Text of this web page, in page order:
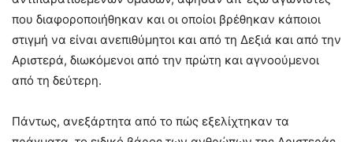
που διαφοροποιήθηκαν και οι οποίοι βρέθηκαν κάποιοι
στιγμή να είναι ανεπιθύμητοι και από τη Δεξιά και από την
Αριστερά, διωκόμενοι από την πρώτη και αγνοούμενοι
από τη δεύτερη.
Πάντως, ανεξάρτητα από το πώς εξελίχτηκαν τα